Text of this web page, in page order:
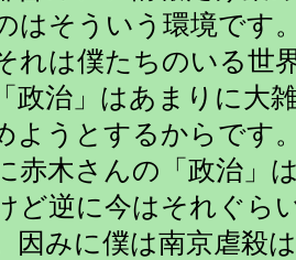
はそういう環境です
れは僕たちのいる世
政治」はあまりに大
ようとするからです
赤木さんの「政治」
ど逆に今はそれぐら
因みに僕は南京虐殺